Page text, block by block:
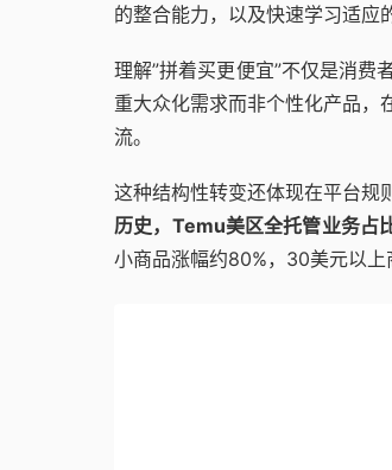
的整合能力，以及快速学习适应
理解”拼着买更便宜”不仅是消费
重大众化需求而非个性化产品，
流。
这种结构性转变还体现在平台规
历史，Temu美区全托管业务占
小商品涨幅约80%，30美元以上